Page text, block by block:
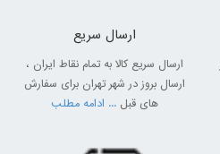
ارسال سریع
ارسال سریع کالا به تمام نقاط ایران ،
ارسال بروز در شهر تهران برای سفارش
های قبل ... ادامه مطلب